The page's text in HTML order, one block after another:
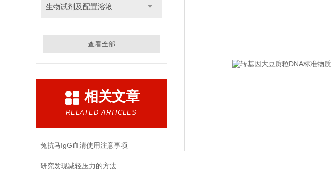
生物试剂及配置溶液
查看全部
相关文章
RELATED ARTICLES
兔抗马IgG血清使用注意事项
研究发现减轻压力的方法